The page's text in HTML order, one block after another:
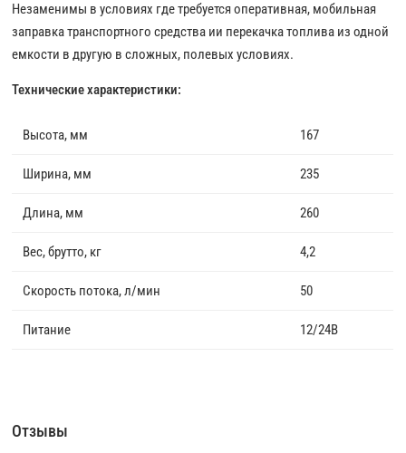
Незаменимы в условиях где требуется оперативная, мобильная
заправка транспортного средства ии перекачка топлива из одной
емкости в другую в сложных, полевых условиях.
Технические характеристики:
Высота, мм 167
Ширина, мм 235
Длина, мм 260
Вес, брутто, кг 4,2
Скорость потока, л/мин 50
Питание 12/24В
Отзывы